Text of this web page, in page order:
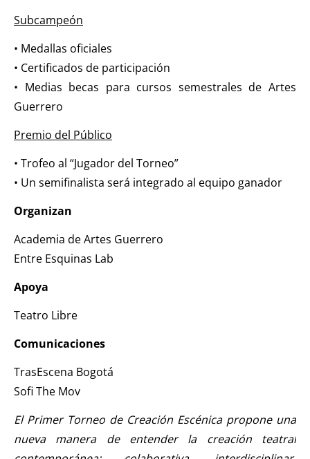
Subcampeón
• Medallas oficiales
• Certificados de participación
• Medias becas para cursos semestrales de Artes
Guerrero
Premio del Público
• Trofeo al “Jugador del Torneo”
• Un semifinalista será integrado al equipo ganador
Organizan
Academia de Artes Guerrero
Entre Esquinas Lab
Apoya
Teatro Libre
Comunicaciones
TrasEscena Bogotá
Sofi The Mov
El Primer Torneo de Creación Escénica propone una
nueva manera de entender la creación teatral